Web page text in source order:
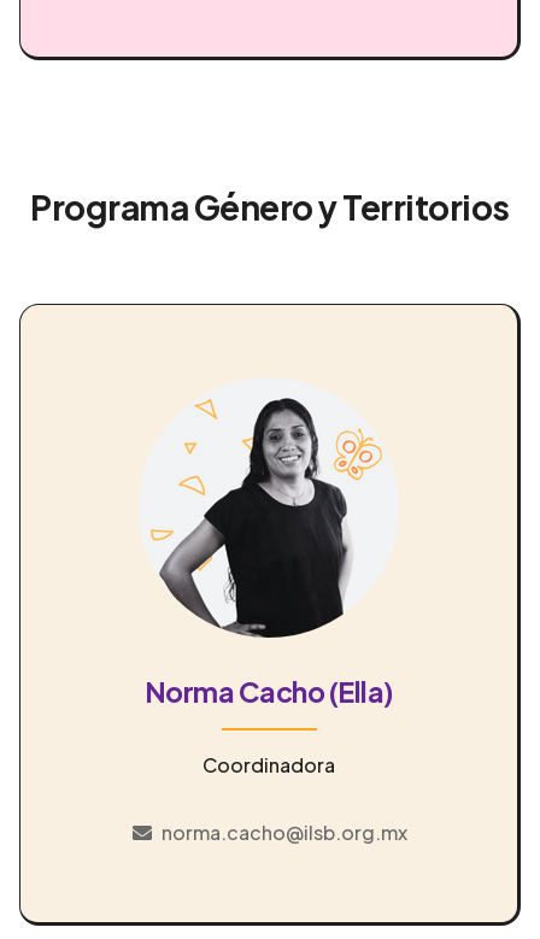
Programa Género y Territorios
Norma Cacho (Ella)
Coordinadora
norma.cacho@ilsb.org.mx